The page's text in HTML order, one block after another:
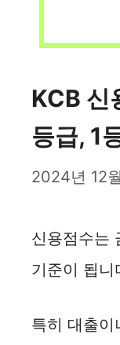
KCB 신
등급, 1
2024년 12
신용점수는
기준이 됩니
특히 대출이